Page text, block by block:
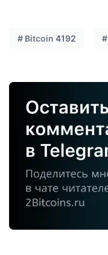
# Bitcoin 4192 #